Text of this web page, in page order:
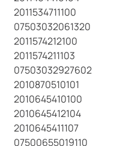
2011534711100
07503032061320
2011574212100
2011574211103
07503032927602
2010870510101
2010645410100
2010645412104
2010645411107
07500655019110